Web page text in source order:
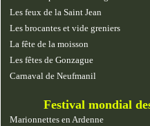
Les feux de la Saint Jean
Les brocantes et vide greniers
La fête de la moisson
Les fêtes de Gonzague
Carnaval de Neufmanil
Festival mondial
marionnettes
Marionnettes en Ardenne